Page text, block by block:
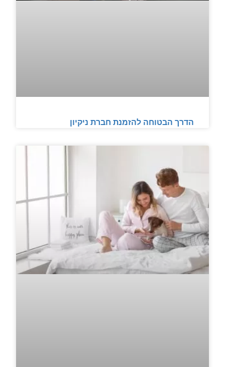
הדרך הבטוחה להזמנת חברת ניקיון